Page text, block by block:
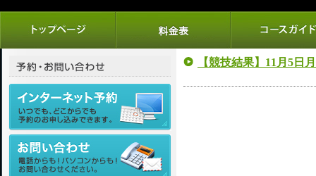
【競技結果】11月5日